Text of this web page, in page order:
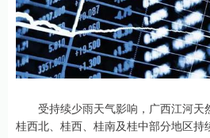
受持续少雨天气影响，广西江河天
桂西北、桂西、桂南及桂中部分地区持